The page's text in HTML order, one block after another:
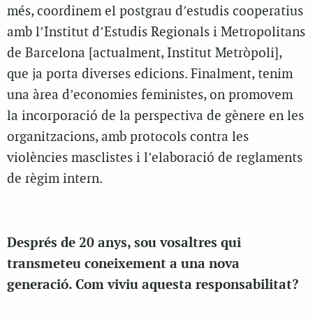
més, coordinem el postgrau d’estudis cooperatius
amb l’Institut d’Estudis Regionals i Metropolitans
de Barcelona [actualment, Institut Metròpoli],
que ja porta diverses edicions. Finalment, tenim
una àrea d’economies feministes, on promovem
la incorporació de la perspectiva de gènere en les
organitzacions, amb protocols contra les
violències masclistes i l’elaboració de reglaments
de règim intern.
Després de 20 anys, sou vosaltres qui
transmeteu coneixement a una nova
generació. Com viviu aquesta responsabilitat?